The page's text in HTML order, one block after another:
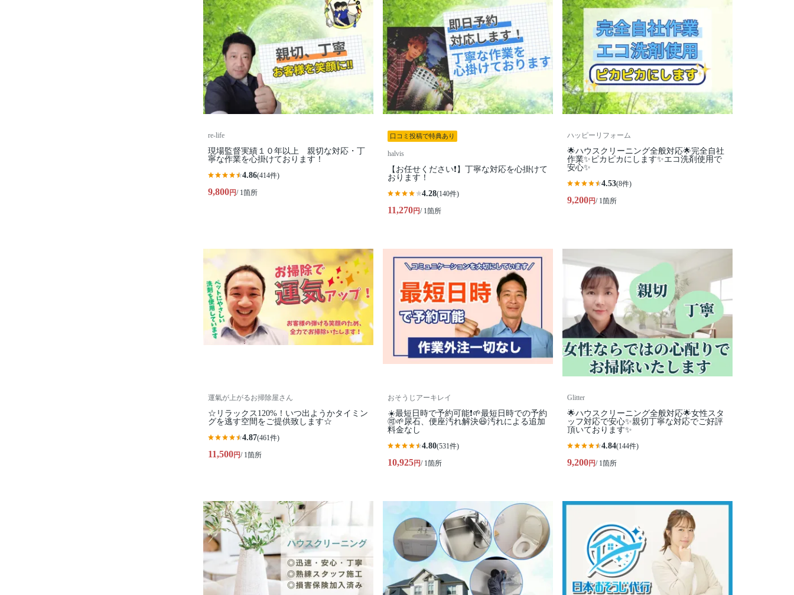
re-life
現場監督実績１０年以上 親切な対応・丁
寧な作業を心掛けております！
4.86(414件)
9,800円/ 1箇所
口コミ投稿で特典あり
halvis
【お任せください❗️】丁寧な対応を心掛けて
おります！
4.28(140件)
11,270円/ 1箇所
ハッピーリフォーム
🌟ハウスクリーニング全般対応🌟完全自社
作業✨️ピカピカにします✨️エコ洗剤使用で
安心✨
4.53(8件)
9,200円/ 1箇所
運氣が上がるお掃除屋さん
☆リラックス120%！いつ出ようかタイミン
グを逃す空間をご提供致します☆
4.87(461件)
11,500円/ 1箇所
おそうじアーキレイ
☀️最短日時で予約可能❗🌱最短日時での予約
🉑🌱尿石、便座汚れ解決😆汚れによる追加
料金なし
4.80(531件)
10,925円/ 1箇所
Glitter
🌟ハウスクリーニング全般対応🌟女性スタ
ッフ対応で安心✨親切丁寧な対応でご好評
頂いております✨
4.84(144件)
9,200円/ 1箇所